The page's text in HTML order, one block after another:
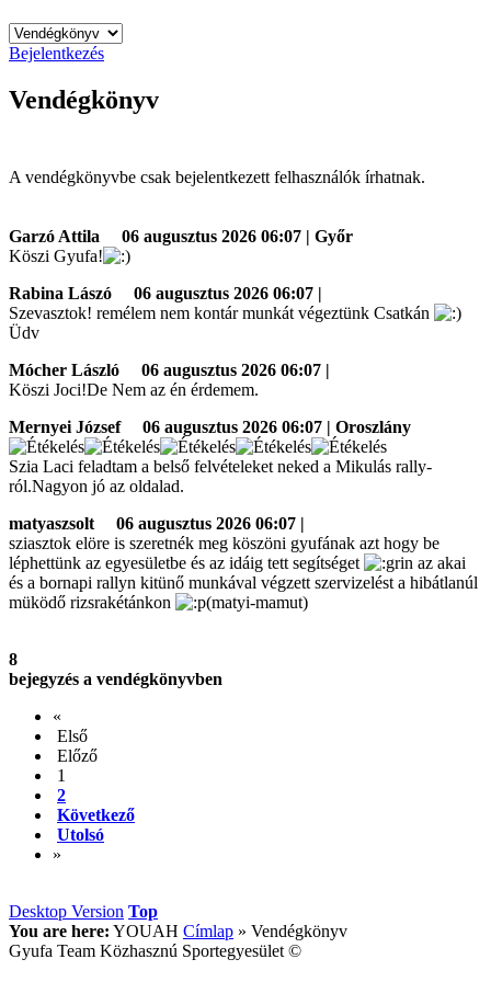
Bejelentkezés
Vendégkönyv
A vendégkönyvbe csak bejelentkezett felhasználók írhatnak.
Garzó Attila
06 augusztus 2026 06:07 | Győr
Köszi Gyufa!
Rabina Lászó
06 augusztus 2026 06:07 |
Szevasztok! remélem nem kontár munkát végeztünk Csatkán
Üdv
Mócher László
06 augusztus 2026 06:07 |
Köszi Joci!De Nem az én érdemem.
Mernyei József
06 augusztus 2026 06:07 | Oroszlány
Szia Laci feladtam a belső felvételeket neked a Mikulás rally-
ról.Nagyon jó az oldalad.
matyaszsolt
06 augusztus 2026 06:07 |
sziasztok elöre is szeretnék meg köszöni gyufának azt hogy be
léphettünk az egyesületbe és az idáig tett segítséget
az akai
és a bornapi rallyn kitünő munkával végzett szervizelést a hibátlanúl
müködő rizsrakétánkon
(matyi-mamut)
8
bejegyzés a vendégkönyvben
«
Első
Előző
1
2
Következő
Utolsó
»
Desktop Version Top
You are here: YOUAH Címlap » Vendégkönyv
Gyufa Team Közhasznú Sportegyesület ©